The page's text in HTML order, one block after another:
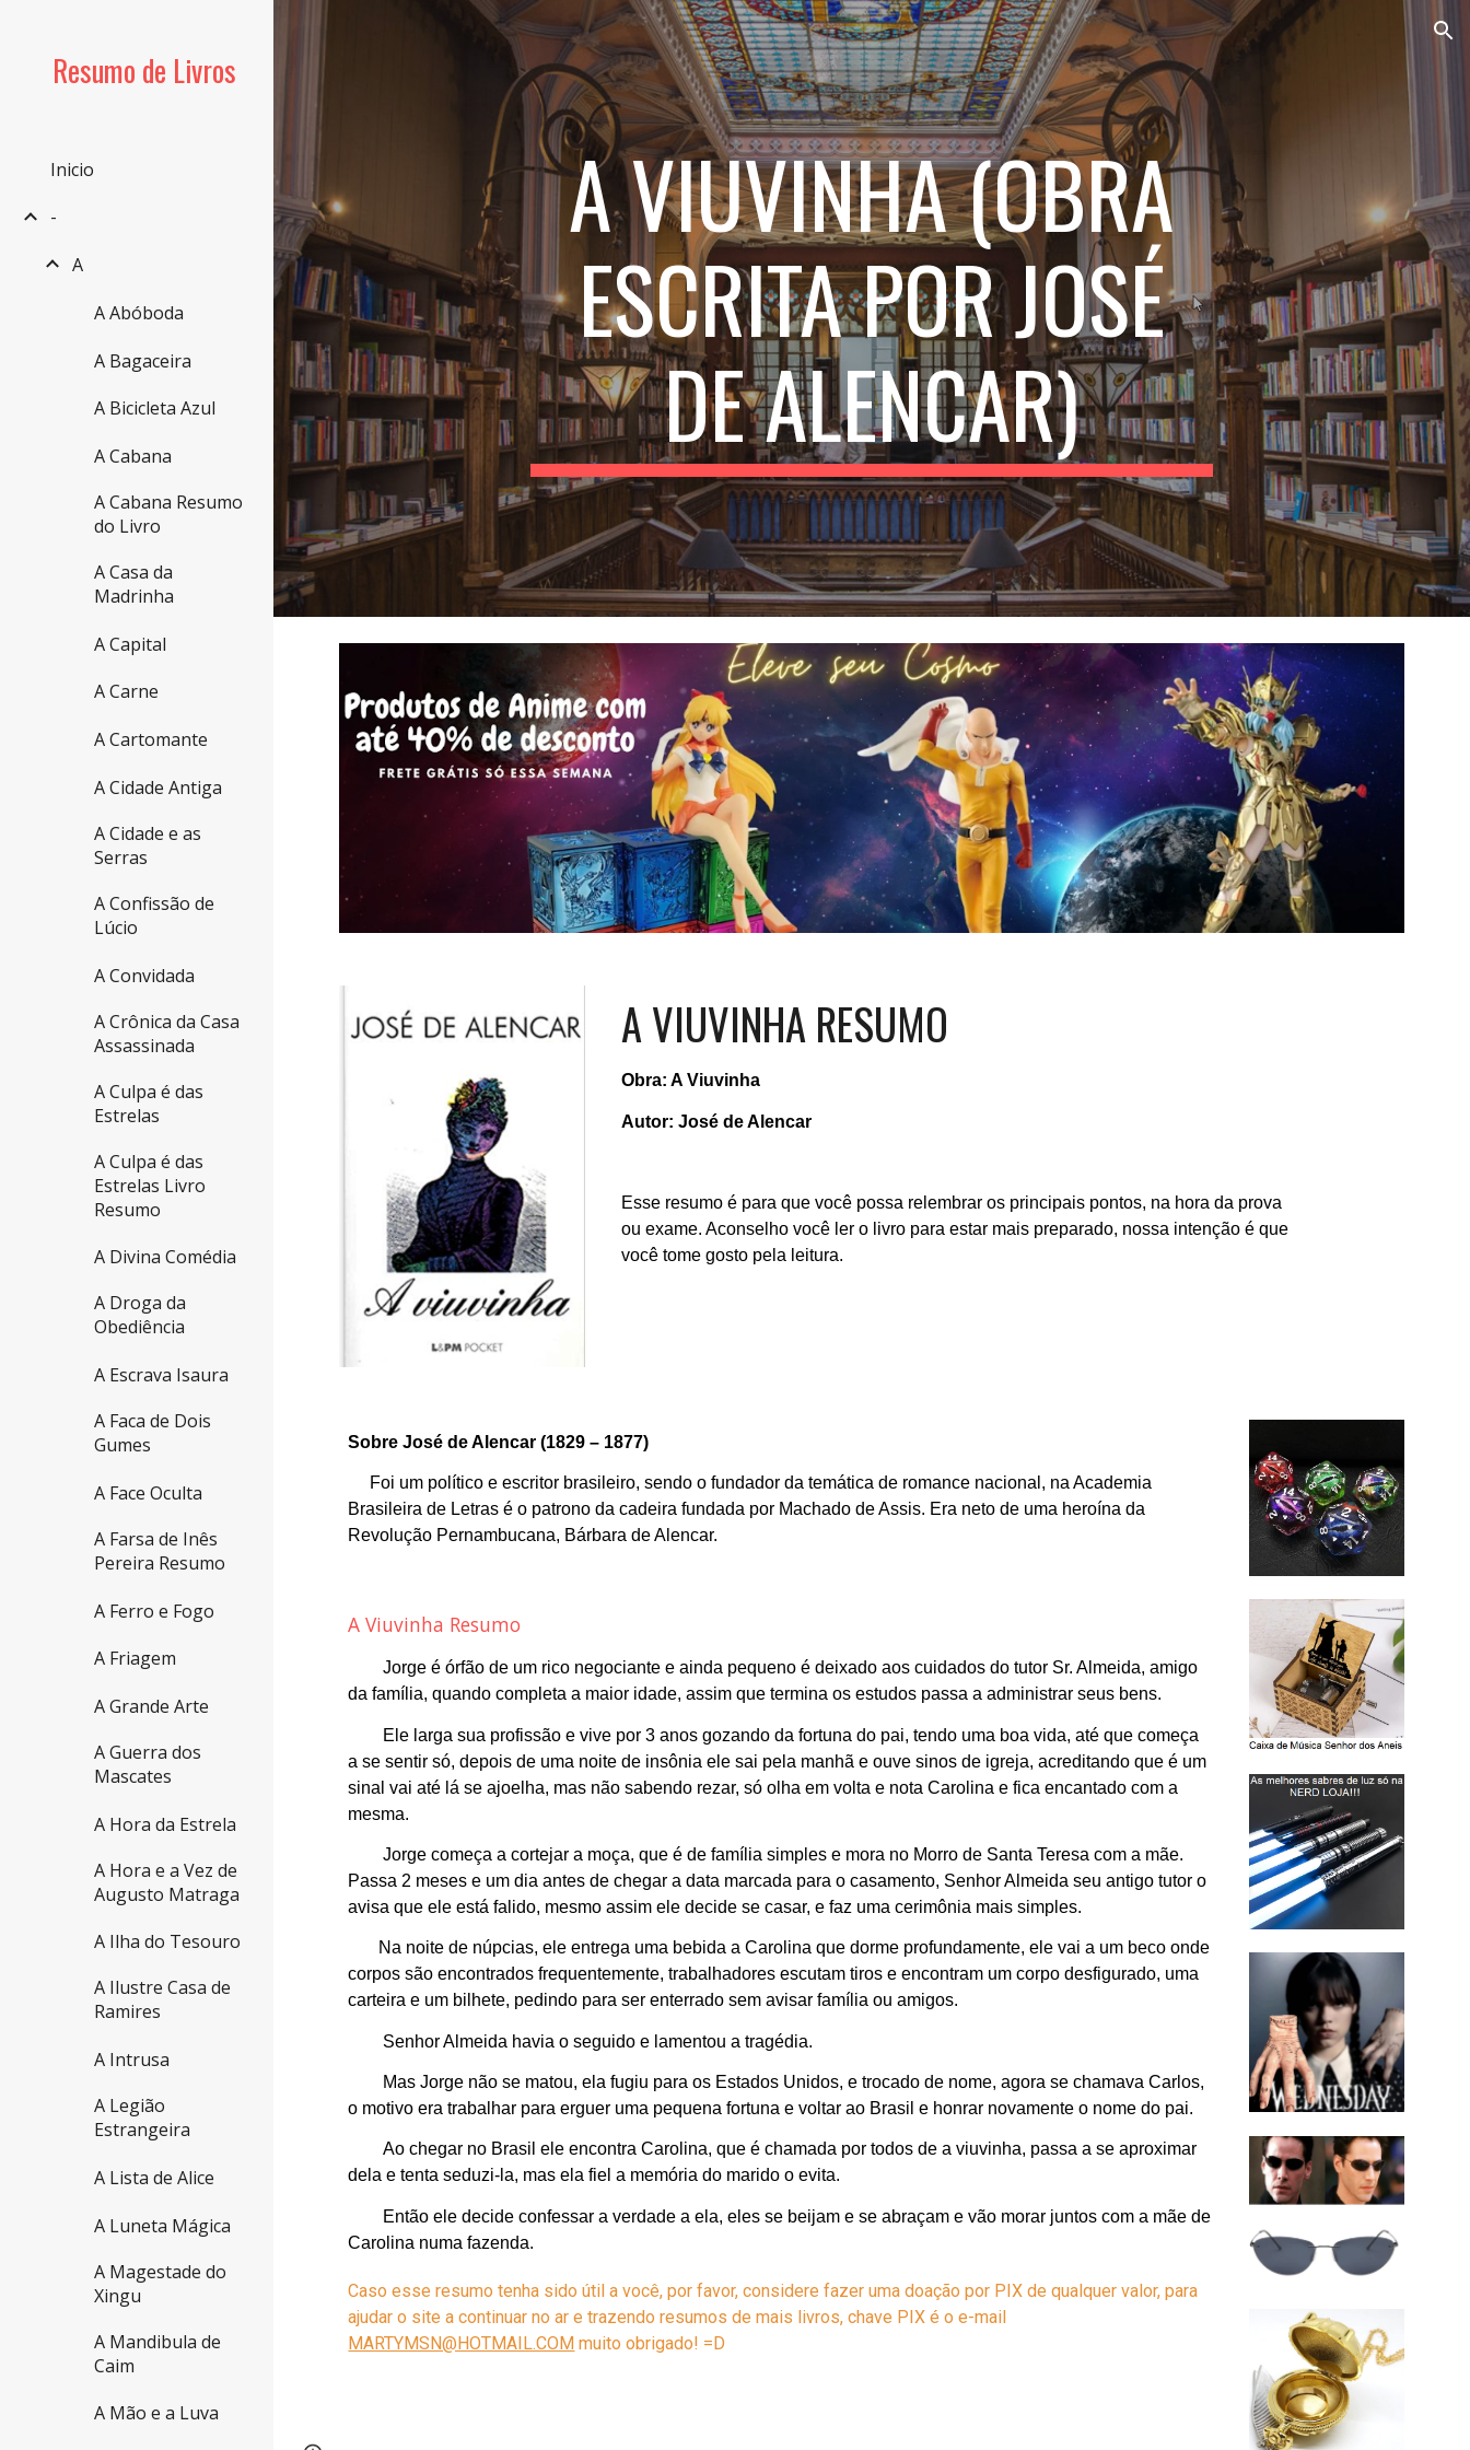
Skip to main content Skip to navigation
Resumo de Livros
Inicio
-
A
A Abóboda
A Bagaceira
A Bicicleta Azul
A Cabana
A Cabana Resumo
do Livro
A Casa da
Madrinha
A Capital
A Carne
A Cartomante
A Cidade Antiga
A Cidade e as
Serras
A Confissão de
Lúcio
A Convidada
A Crônica da Casa
Assassinada
A Culpa é das
Estrelas
A Culpa é das
Estrelas Livro
Resumo
A Divina Comédia
A Droga da
Obediência
A Escrava Isaura
A Faca de Dois
Gumes
A Face Oculta
A Farsa de Inês
Pereira Resumo
A Ferro e Fogo
A Friagem
A Grande Arte
A Guerra dos
Mascates
A Hora da Estrela
A Hora e a Vez de
Augusto Matraga
A Ilha do Tesouro
A Ilustre Casa de
Ramires
A Intrusa
A Legião
Estrangeira
A Lista de Alice
A Luneta Mágica
A Magestade do
Xingu
A Mandibula de
Caim
A Mão e a Luva
A VIUVINHA (OBRA
ESCRITA POR JOSÉ
DE ALENCAR)
A VIUVINHA RESUMO
Obra: A Viuvinha
Autor: José de Alencar
Esse resumo é para que você possa relembrar os principais pontos, na hora da prova
ou exame. Aconselho você ler o livro para estar mais preparado, nossa intenção é que
você tome gosto pela leitura.
Sobre José de Alencar (1829 – 1877)
Foi um político e escritor brasileiro, sendo o fundador da temática de romance nacional, na Academia
Brasileira de Letras é o patrono da cadeira fundada por Machado de Assis. Era neto de uma heroína da
Revolução Pernambucana, Bárbara de Alencar.
A Viuvinha Resumo
Jorge é órfão de um rico negociante e ainda pequeno é deixado aos cuidados do tutor Sr. Almeida, amigo
da família, quando completa a maior idade, assim que termina os estudos passa a administrar seus bens.
Ele larga sua profissão e vive por 3 anos gozando da fortuna do pai, tendo uma boa vida, até que começa
a se sentir só, depois de uma noite de insônia ele sai pela manhã e ouve sinos de igreja, acreditando que é um
sinal vai até lá se ajoelha, mas não sabendo rezar, só olha em volta e nota Carolina e fica encantado com a
mesma.
Jorge começa a cortejar a moça, que é de família simples e mora no Morro de Santa Teresa com a mãe.
Passa 2 meses e um dia antes de chegar a data marcada para o casamento, Senhor Almeida seu antigo tutor o
avisa que ele está falido, mesmo assim ele decide se casar, e faz uma cerimônia mais simples.
Na noite de núpcias, eleentrega uma bebida a Carolina que dorme profundamente, ele vai a um beco onde
corpos são encontrados frequentemente, trabalhadores escutam tiros e encontram um corpo desfigurado, uma
carteira e um bilhete, pedindo para ser enterrado sem avisar família ou amigos.
Senhor Almeida havia o seguido e lamentou a tragédia.
Mas Jorge não se matou, elafugiu para os Estados Unidos, e trocado de nome, agora se chamava Carlos,
o motivo era trabalhar para erguer uma pequena fortuna e voltar ao Brasil e honrar novamente o nome do pai.
Ao chegar no Brasil ele encontra Carolina, que é chamada por todos de a viuvinha, passa a se aproximar
dela e tenta seduzi-la, mas ela fiel a memória do marido o evita.
Então ele decide confessar a verdade a ela, eles se beijam e se abraçam e vão morar juntos com a mãe de
Carolina numa fazenda.
Caso esse resumo tenha sido útil a você, por favor, considere fazer uma doação por PIX de qualquer valor, para
ajudar o site a continuar no ar e trazendo resumos de mais livros, chave PIX é o e-mail
MARTYMSN@HOTMAIL.COM muito obrigado! =D